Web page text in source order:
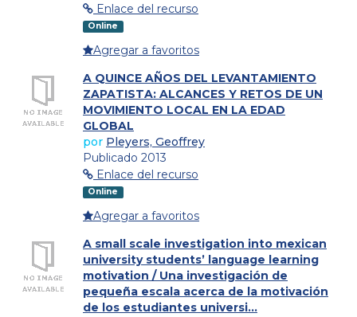
Enlace del recurso
Online
Agregar a favoritos
A QUINCE AÑOS DEL LEVANTAMIENTO
ZAPATISTA: ALCANCES Y RETOS DE UN
MOVIMIENTO LOCAL EN LA EDAD
GLOBAL
por Pleyers, Geoffrey
Publicado 2013
Enlace del recurso
Online
Agregar a favoritos
A small scale investigation into mexican
university students’ language learning
motivation / Una investigación de
pequeña escala acerca de la motivación
de los estudiantes universi...